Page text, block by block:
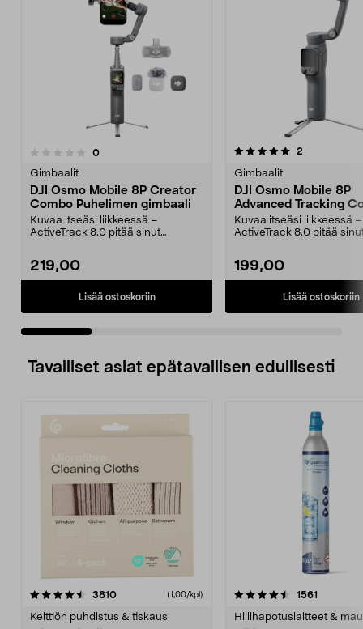
0arvostelut
Gimbaalit
DJI Osmo Mobile 8P Creator
Combo Puhelimen gimbaali
Kuvaa itseäsi liikkeessä –
ActiveTrack 8.0 pitää sinut
219,00
Lisää ostoskoriin
5.0 viidestä
2
Gimbaalit
DJI Osmo Mobile 8P
Advanced Tracking
Kit
Kuvaa itseäsi liikkeessä –
ActiveTrack 8.0 pitää
199,00
Lisää ostoskoriin
0.0 viidestä
Tavalliset asiat epätavallisen edullisesti
3810arvostelut (1,00/kpl)
Keittiön puhdistus & tiskaus
4.5viidestä
1561
Hiilihapotuslaitteet &
4.5viidestä